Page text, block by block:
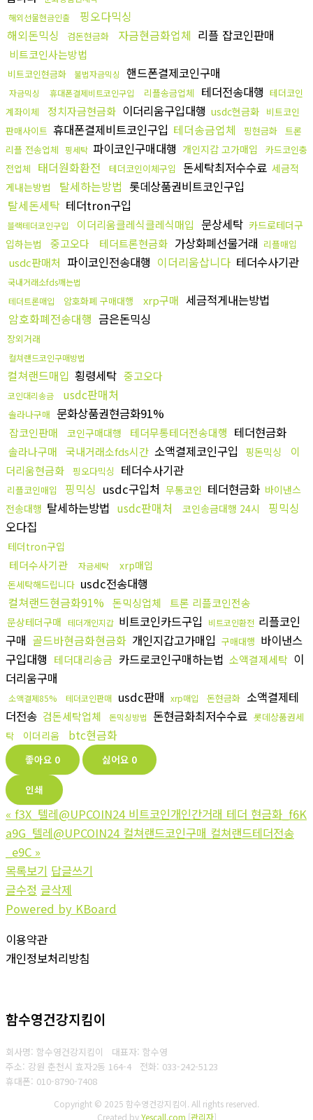
해외선물현금인출
핑오다믹싱
해외돈믹싱
검돈현금화 자금현금화업체 리플 잡코인판매
비트코인사는방법
비트코인현금화 불법자금믹싱 핸드폰결제코인구매
자금믹싱 휴대폰결제비트코인구입 리플송금업체 테더전송대행 테더코인
계좌이체
정치자금현금화 이더리움구입대행 usdc현금화 비트코인
판매사이트 휴대폰결제비트코인구입 테더송금업체 핑현금화 트론
리플 전송업체 핑세탁 파이코인구매대행 개인지갑 고가매입
카드코인충
전업체
태더원화환전 테더코인이체구입 돈세탁최저수수료 세금적
게내는방법
탈세하는방법 롯데상품권비트코인구입
탈세돈세탁 테더tron구입
블랙테더코인구입 이더리움클레식클레식매입 문상세탁 카드로테더구
입하는법
중고오다 테더트론현금화 가상화폐선물거래 리플매입
usdc판매처 파이코인전송대행 이더리움삽니다 테더수사기관
국내거래소fds깨는법
테더트론매입
암호화폐 구매대행 xrp구매 세금적게내는방법
암호화폐전송대행 금은돈믹싱
장외거래
컬쳐랜드코인구매방법
컬쳐랜드매입 횡령세탁 중고오다
코인대리송금 usdc판매처
솔라나구매 문화상품권현금화91%
잡코인판매 코인구매대행 테더무통테더전송대행 테더현금화
솔라나구매 국내거래소fds시간 소액결제코인구입 핑돈믹싱
이
더리움현금화
핑오다믹싱 테더수사기관
리플코인매입 핑믹싱 usdc구입처 무통코인 테더현금화 바이낸스
전송대행 탈세하는방법 usdc판매처 코인송금대행 24시
핑믹싱
오다집
테더tron구입
테더수사기관 자금세탁 xrp매입
돈세탁해드립니다 usdc전송대행
컬쳐랜드현금화91%
돈믹싱업체 트론 리플코인전송
문상테더구매 테더개인지갑 비트코인카드구입 비트코인환전 리플코인
구매 골드바현금화현금화 개인지갑고가매입 구매대행 바이낸스
구입대행 테더대리송금 카드로코인구매하는법 소액결제세탁 이
더리움구매
소액결제85% 테더코인판매 usdc판매 xrp매입 돈현금화 소액결제테
더전송 검돈세탁업체 돈믹싱방법 돈현금화최저수수료 롯데상품권세
탁
이더리움 btc현금화
좋아요 0 싫어요 0
인쇄
« f3X_텔레@UPCOIN24 비트코인개인간거래 테더 현금화_f6K
a9G_텔레@UPCOIN24 컬쳐랜드코인구매 컬쳐랜드테더전송
_e9C »
목록보기 답글쓰기
글수정 글삭제
Powered by KBoard
이용약관
개인정보처리방침
함수영건강지킴이
회사명: 함수영건강지킴이 대표자: 함수영
주소: 강원 춘천시 효자2동 164-4 전화: 033-242-5123
휴대폰: 010-8790-7408
Copyright © 2025 함수영건강지킴이. All rights reserved.
Created byYescall.com [관리자]